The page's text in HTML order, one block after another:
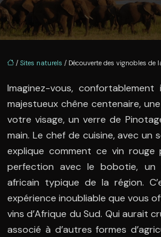
/ Sites naturels / Découverte des vignobles de
Imaginez-vous, confortablement
majestueux chêne centenaire,
votre visage, un verre de
main. Le chef de cuisine, avec un
explique comment ce vin rouge
perfection avec le bobotie,
africain typique de la région.
expérience inoubliable que vous
vins d’Afrique du Sud. Qui aurait
associé à d’autres formes